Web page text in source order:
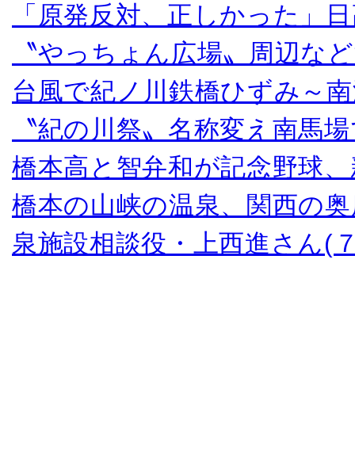
「原発反対、正しかった」
〝やっちょん広場〟周辺な
台風で紀ノ川鉄橋ひずみ～
〝紀の川祭〟名称変え南馬
橋本高と智弁和が記念野球
橋本の山峡の温泉、関西の
泉施設相談役・上西進さん(